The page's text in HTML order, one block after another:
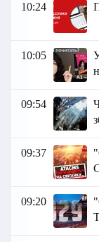
10:24
10:05
09:54
09:37
09:20